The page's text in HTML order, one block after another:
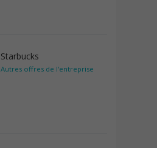
Starbucks
Autres offres de l'entreprise